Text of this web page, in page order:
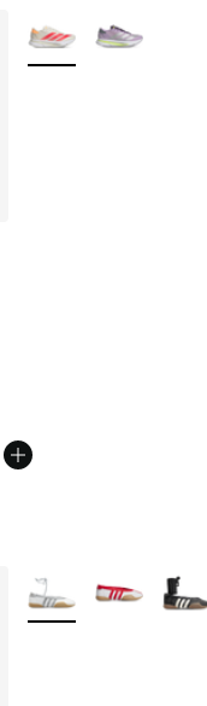
Meer kleuren
Meer kleuren